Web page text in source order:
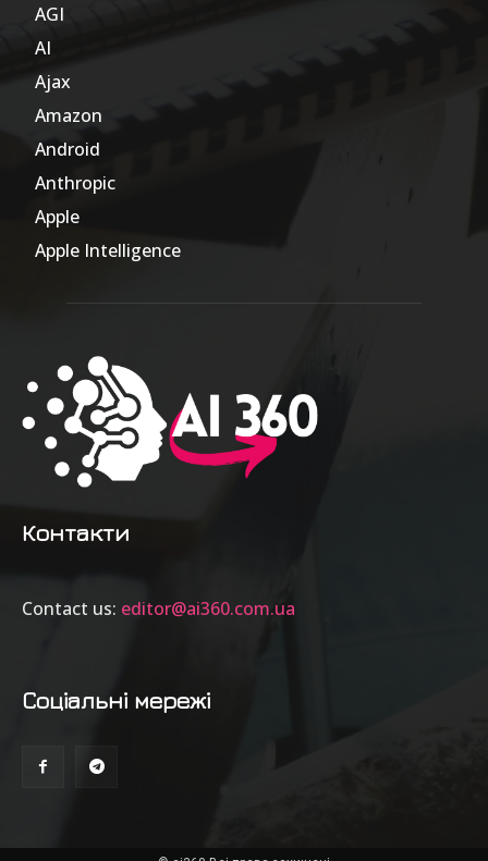
AGI
AI
Ajax
Amazon
Android
Anthropic
Apple
Apple Intelligence
Контакти
Contact us: editor@ai360.com.ua
Соціальні мережі